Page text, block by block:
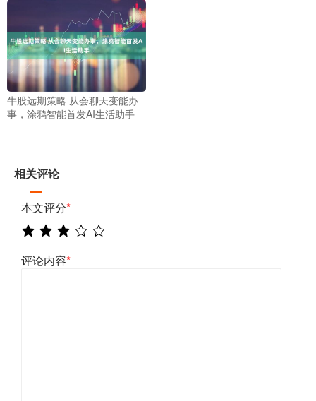
牛股远期策略 从会聊天变能办
事，涂鸦智能首发AI生活助手
相关评论
本文评分*
评论内容*